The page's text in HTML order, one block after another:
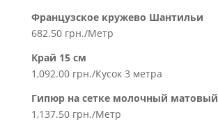
Французское кружево Шантильи
682.50 грн./Метр
Край 15 см
1,092.00 грн./Кусок 3 метра
Гипюр на сетке молочный матовый
1,137.50 грн./Метр